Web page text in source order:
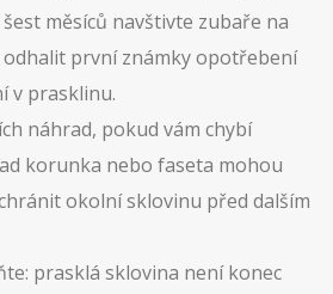
měsíců navštivte zubaře na
první známky opotřebení
v prasklinu.
náhrad, pokud vám chybí
korunka nebo faseta mohou
okolní sklovinu před dalším
prasklá sklovina není konec